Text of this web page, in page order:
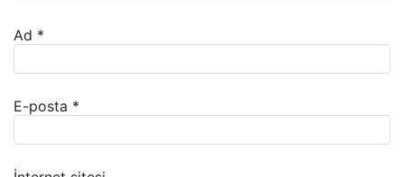
Ad *
E-posta *